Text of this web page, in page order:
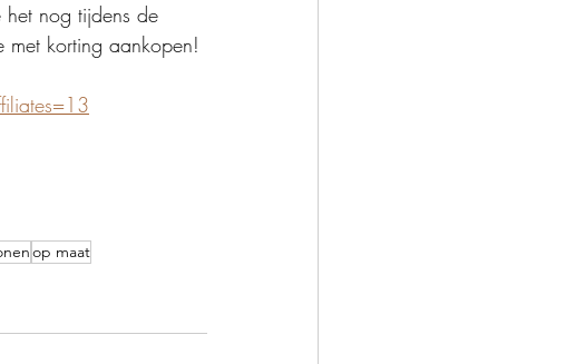
nog tijdens de
korting aankopen!
op maat